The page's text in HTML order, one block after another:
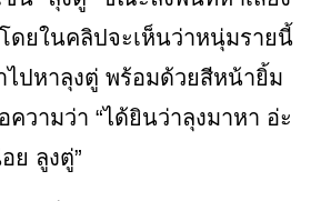
ดยในคลิปจะเห็นว่าหนุ่มรายนี้
ไปหาลุงตู่ พร้อมด้วยสีหน้ายิ้ม
วามว่า “ได้ยินว่าลุงมาหา อ่ะ
ย ลูงตู่”